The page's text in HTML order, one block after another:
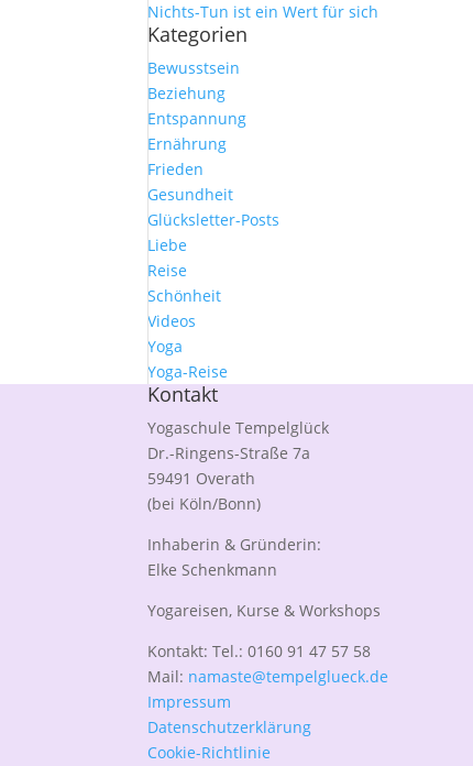
Nichts-Tun ist ein Wert für sich
Kategorien
Bewusstsein
Beziehung
Entspannung
Ernährung
Frieden
Gesundheit
Glücksletter-Posts
Liebe
Reise
Schönheit
Videos
Yoga
Yoga-Reise
Kontakt
Yogaschule Tempelglück
Dr.-Ringens-Straße 7a
59491 Overath
(bei Köln/Bonn)
Inhaberin & Gründerin:
Elke Schenkmann
Yogareisen, Kurse & Workshops
Kontakt: Tel.: 0160 91 47 57 58
Mail: namaste@tempelglueck.de
Impressum
Datenschutzerklärung
Cookie-Richtlinie